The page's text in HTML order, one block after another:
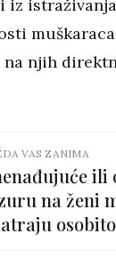
iz
na njih
VAS ZANIMA
ili
na ženi